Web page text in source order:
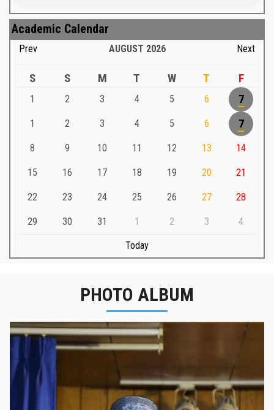
Academic Calendar
Prev AUGUST 2026 Next
S S M T W T F
1 2 3 4 5 6 7
1 2 3 4 5 6 7
8 9 10 11 12 13 14
15 16 17 18 19 20 21
22 23 24 25 26 27 28
29 30 31 1 2 3 4
Today
PHOTO ALBUM